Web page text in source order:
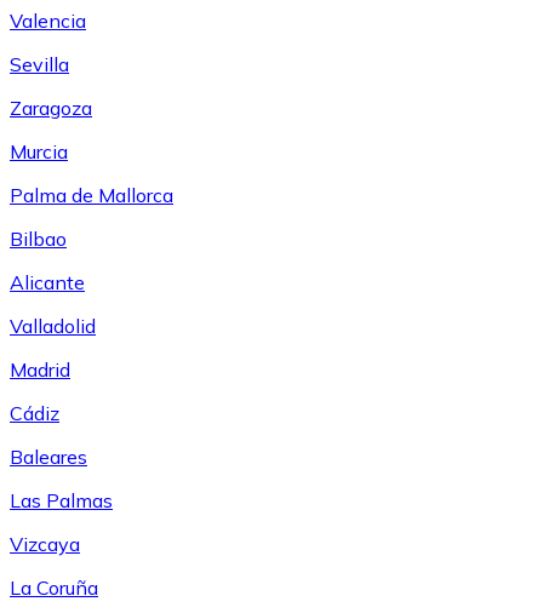
Valencia
Sevilla
Zaragoza
Murcia
Palma de Mallorca
Bilbao
Alicante
Valladolid
Madrid
Cádiz
Baleares
Las Palmas
Vizcaya
La Coruña